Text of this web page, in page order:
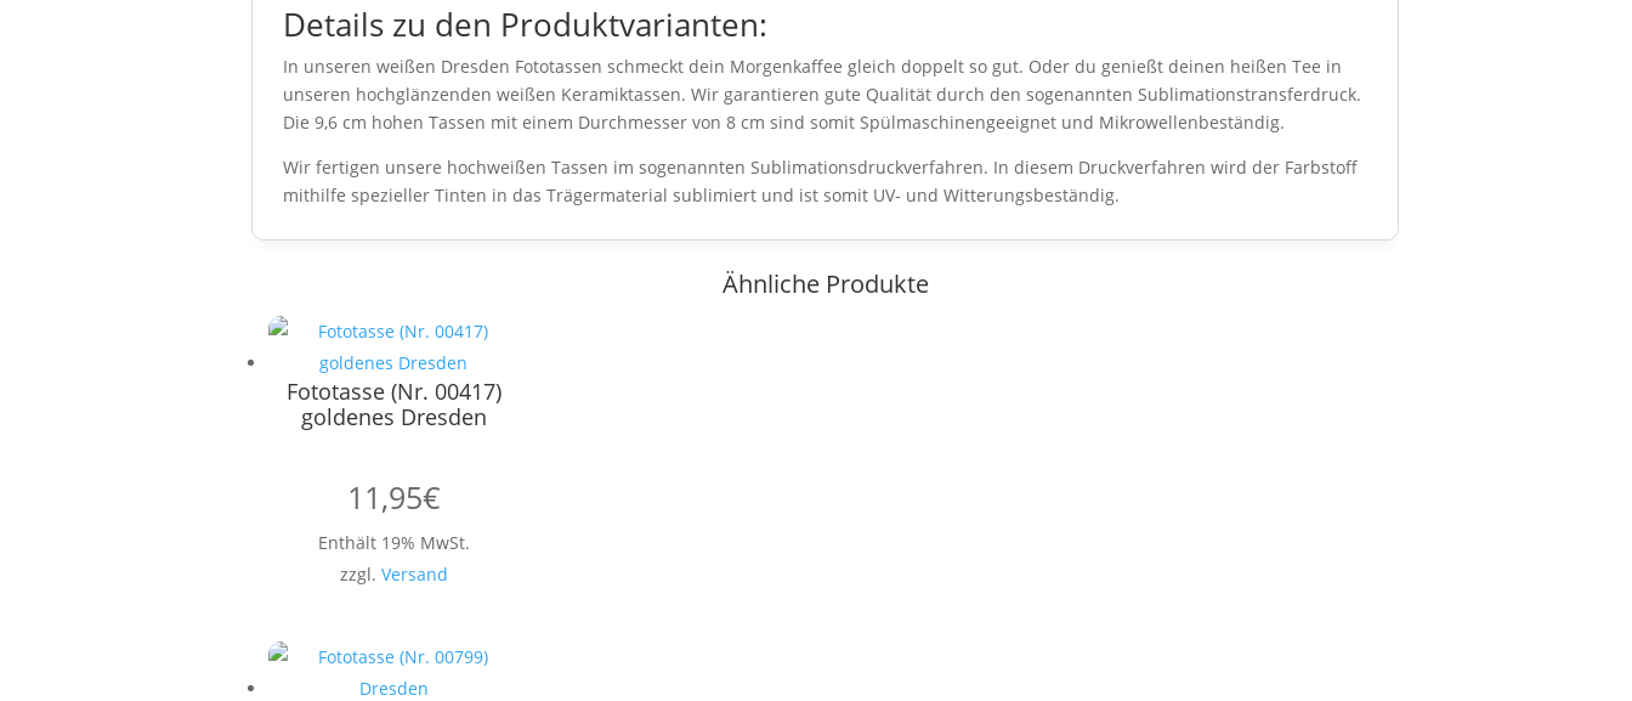
Details zu den Produktvarianten:
In unseren weißen Dresden Fototassen schmeckt dein Morgenkaffee gleich doppelt so gut. Oder du genießt deinen heißen Tee in
unseren hochglänzenden weißen Keramiktassen. Wir garantieren gute Qualität durch den sogenannten Sublimationstransferdruck.
Die 9,6 cm hohen Tassen mit einem Durchmesser von 8 cm sind somit Spülmaschinengeeignet und Mikrowellenbeständig.
Wir fertigen unsere hochweißen Tassen im sogenannten Sublimationsdruckverfahren. In diesem Druckverfahren wird der Farbstoff
mithilfe spezieller Tinten in das Trägermaterial sublimiert und ist somit UV- und Witterungsbeständig.
Ähnliche Produkte
Fototasse (Nr. 00417)
goldenes Dresden
11,95€
Enthält 19% MwSt.
zzgl. Versand